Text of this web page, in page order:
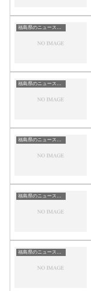
福島県のニュース一覧
福島県のニュース一覧
福島県のニュース一覧
福島県のニュース一覧
福島県のニュース一覧